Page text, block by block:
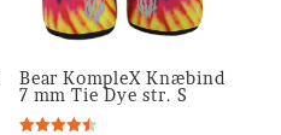
Bear KompleX Knæbind
7 mm Tie Dye str. S